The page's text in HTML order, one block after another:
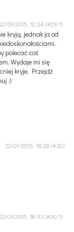
22/01/2015, 12:34
kryją, jednak ja od
polecać coś
Wydaje mi się
kryje. Przejdź
:)
22/01/2015, 18:28
01/2015, 18:33